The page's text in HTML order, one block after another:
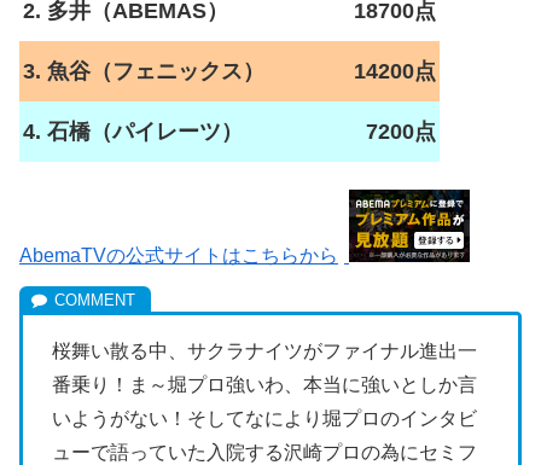
2. 多井（ABEMAS） 18700点
3. 魚谷（フェニックス） 14200点
4. 石橋（パイレーツ） 7200点
AbemaTVの公式サイトはこちらから
桜舞い散る中、サクラナイツがファイナル進出一
番乗り！ま～堀プロ強いわ、本当に強いとしか言
いようがない！そしてなにより堀プロのインタビ
ューで語っていた入院する沢崎プロの為にセミフ